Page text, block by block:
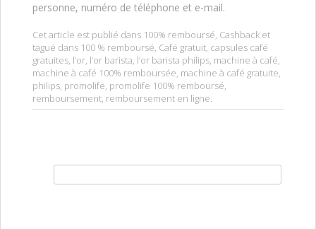
personne, numéro de téléphone et e-mail.
Cet article est publié dans 100% remboursé, Cashback et
tagué dans 100 % remboursé, Café gratuit, capsules café
gratuites, l’or, l’or barista, l’or barista philips, machine à café,
machine à café 100% remboursée, machine à café gratuite,
philips, promolife, promolife 100% remboursé,
remboursement, remboursement en ligne.